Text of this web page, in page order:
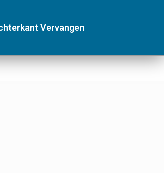
Vervangen